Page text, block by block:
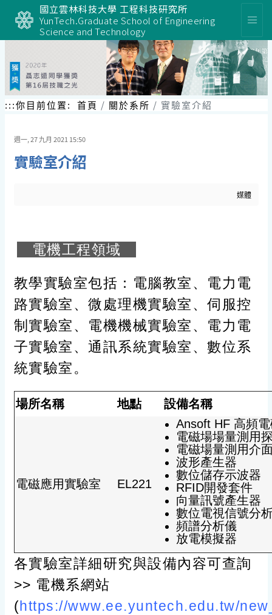
要
國立雲林科技大學 工程科技研究所
YunTech.Graduate School of Engineering
Science and Technology
:::你目前位置: 首頁 關於系所 實驗室介紹
週一, 27 九月 2021 15:50
實驗室介紹
媒體
電機工程領域
教學實驗室包括：電腦教室、電力電
路實驗室、微處理機實驗室、伺服控
制實驗室、電機機械實驗室、電力電
子實驗室、通訊系統實驗室、數位系
統實驗室。
場所名稱 地點 設備名稱
電磁應用實驗室 EL221
Ansoft HF 高頻
電磁場場量測用
電磁場量測用介
波形產生器
數位儲存示波器
RFID開發套件
向量訊號產生器
數位電視信號分
頻譜分析儀
放電模擬器
各實驗室詳細研究與設備內容可查詢
>> 電機系網站
(https://www.ee.yuntech.edu.tw/